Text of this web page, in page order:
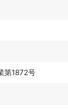
第1872号